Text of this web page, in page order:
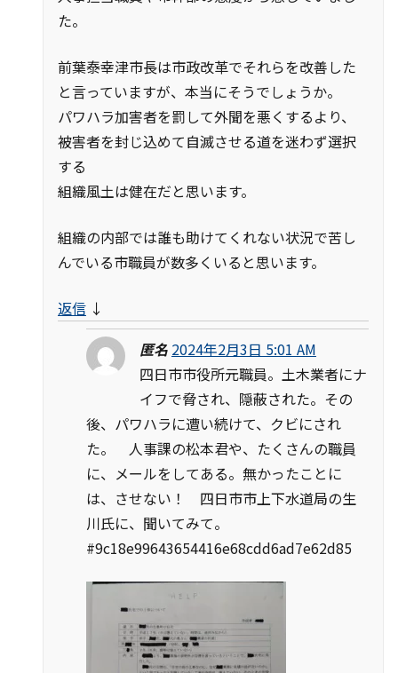
た。
前葉泰幸津市長は市政改革でそれらを改善した
と言っていますが、本当にそうでしょうか。
パワハラ加害者を罰して外聞を悪くするより、
被害者を封じ込めて自滅させる道を迷わず選択
する
組織風土は健在だと思います。
組織の内部では誰も助けてくれない状況で苦し
んでいる市職員が数多くいると思います。
返信 ↓
匿名 2024年2月3日 5:01 AM
四日市市役所元職員。土木業者にナ
イフで脅され、隠蔽された。その
後、パワハラに遭い続けて、クビにされ
た。 人事課の松本君や、たくさんの職員
に、メールをしてある。無かったことに
は、させない！ 四日市市上下水道局の生
川氏に、聞いてみて。
#9c18e99643654416e68cdd6ad7e62d85